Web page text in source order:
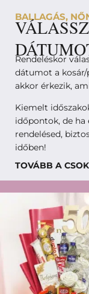
BALLAGÁS,
Rendeléskor
dátumot a
akkor érkezik,
Kiemelt
időpontok, de ha
rendelésed,
időben!
TOVÁBB A